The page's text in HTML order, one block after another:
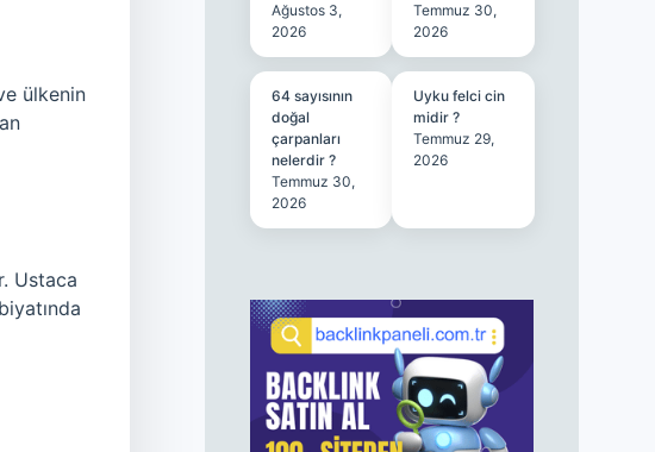
ülkenin
Ustaca
Ağustos 3,
2026
Temmuz 30,
2026
64 sayısının
doğal
çarpanları
nelerdir ?
Temmuz 30,
2026
Uyku felci cin
midir ?
Temmuz 29,
2026